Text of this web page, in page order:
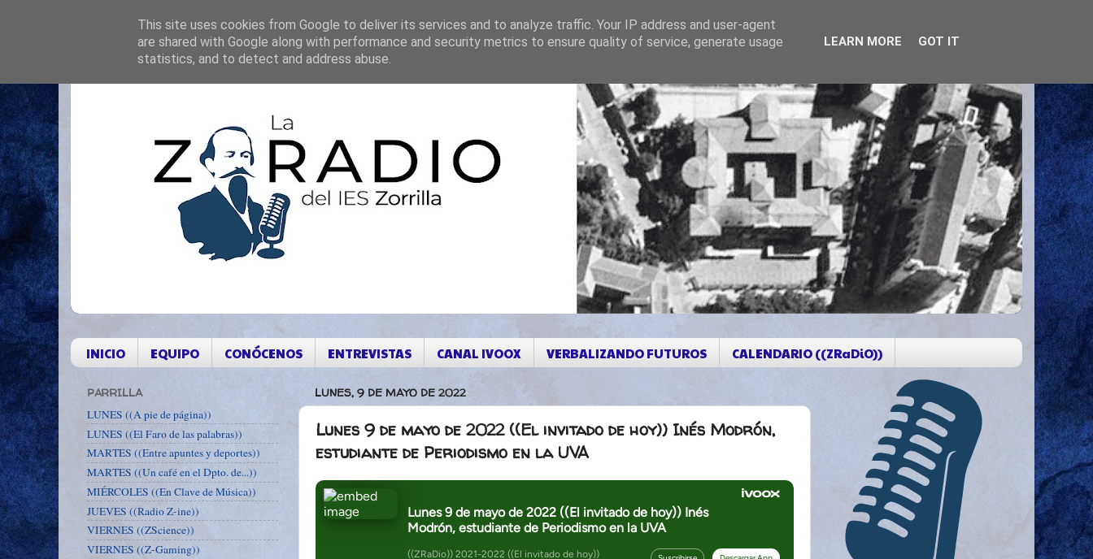
INICIO EQUIPO CONÓCENOS ENTREVISTAS CANAL IVOOX VERBALIZANDO FUTUROS CALENDARIO ((ZRaDiO))
LUNES, 9 DE MAYO DE 2022
Lunes 9 de mayo de 2022 ((El invitado de hoy)) Inés Modrón,
estudiante de Periodismo en la UVA
PARRILLA
LUNES ((A pie de página))
LUNES ((El Faro de las palabras))
MARTES ((Entre apuntes y deportes))
MARTES ((Un café en el Dpto. de...))
MIÉRCOLES ((En Clave de Música))
JUEVES ((Radio Z-ine))
VIERNES ((ZScience))
VIERNES ((Z-Gaming))
This site uses cookies from Google to deliver its services and to analyze traffic. Your IP address and user-agent
are shared with Google along with performance and security metrics to ensure quality of service, generate usage
statistics, and to detect and address abuse.
LEARN MORE GOT IT